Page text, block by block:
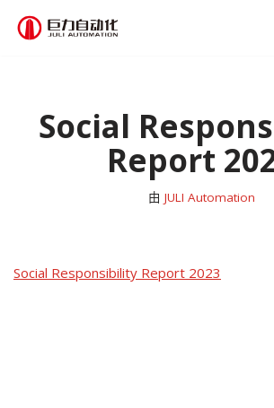
Social
Report
由 JULI Automation
Social Responsibility Report 2023